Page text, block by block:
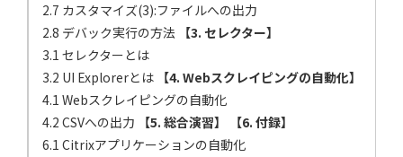
2.7 カスタマイズ(3):ファイルへの出力
2.8 デバック実行の方法
【3. セレクター】
3.1 セレクターとは
3.2 UI Explorerとは 【4. Webスクレイピングの自動化】
4.1 Webスクレイピングの自動化
4.2 CSVへの出力
【5. 総合演習】
【6. 付録】
6.1 Citrixアプリケーションの自動化